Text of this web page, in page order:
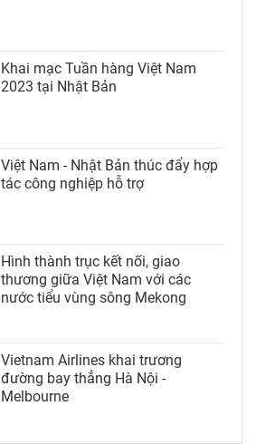
Khai mạc Tuần hàng Việt Nam
2023 tại Nhật Bản
Việt Nam - Nhật Bản thúc đẩy hợp
tác công nghiệp hỗ trợ
Hình thành trục kết nối, giao
thương giữa Việt Nam với các
nước tiểu vùng sông Mekong
Vietnam Airlines khai trương
đường bay thẳng Hà Nội -
Melbourne